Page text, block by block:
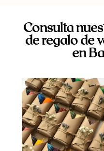
Consulta
de regalo de
en